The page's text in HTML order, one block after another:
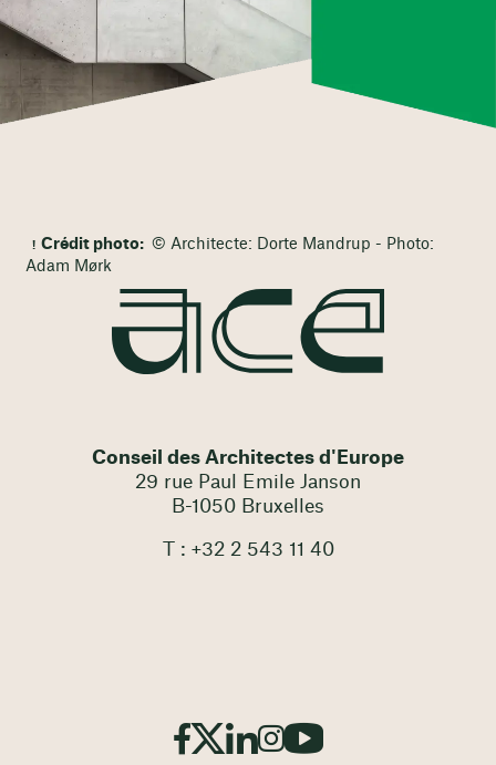
Crédit photo: © Architecte: Dorte Mandrup - Photo:
Adam Mørk
Conseil des Architectes d'Europe
29 rue Paul Emile Janson
B-1050 Bruxelles
T : +32 2 543 11 40